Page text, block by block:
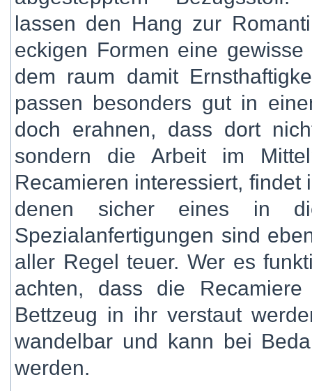
lassen den Hang zur
eckigen Formen eine
dem raum damit
passen besonders gut in
doch erahnen, dass dort
sondern die Arbeit im
Recamieren interessiert,
denen sicher eines in
Spezialanfertigungen sind
aller Regel teuer. Wer es
achten, dass die
Bettzeug in ihr verstaut
wandelbar und kann bei
werden.